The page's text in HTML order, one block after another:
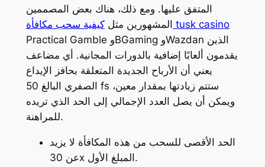
المتفق عليها. ومع ذلك، هناك بعض المصممين
المشهورين مثل كيفية سحب مكافأة tusk casino
Practical Gamble وBGaming وWazdan الذين
يقدمون ألعابًا إضافية بالدورات المجانية. أي مضاعف
يعني أن الأرباح الجديدة المتعلقة بحافز الإيداع
الصفري البالغ 50 fs ستتم زيادتها بمقدار معين،
ويمكن أن يصل العدد الإجمالي إلى الحد الذي تريده
للمراهنة.
الحد الأقصى للسحب من هذه المكافأة لا يزيد
عن 30x المبلغ الأول.